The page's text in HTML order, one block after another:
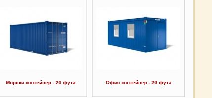
Морски контейнер - 20 фута Офис контейнер - 20 фута